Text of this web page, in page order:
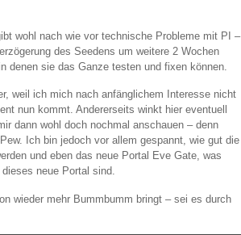
wohl nach wie vor technische Probleme mit PI –
des Seedens um weitere 2 Wochen
denen sie das Ganze testen und fixen können.
weil ich mich nach anfänglichem Interesse nicht
nun kommt. Andererseits winkt hier eventuell
dann wohl doch nochmal anschauen – denn
Ich bin jedoch vor allem gespannt, wie gut die
und eben das neue Portal Eve Gate, was
neue Portal sind.
wieder mehr Bummbumm bringt – sei es durch